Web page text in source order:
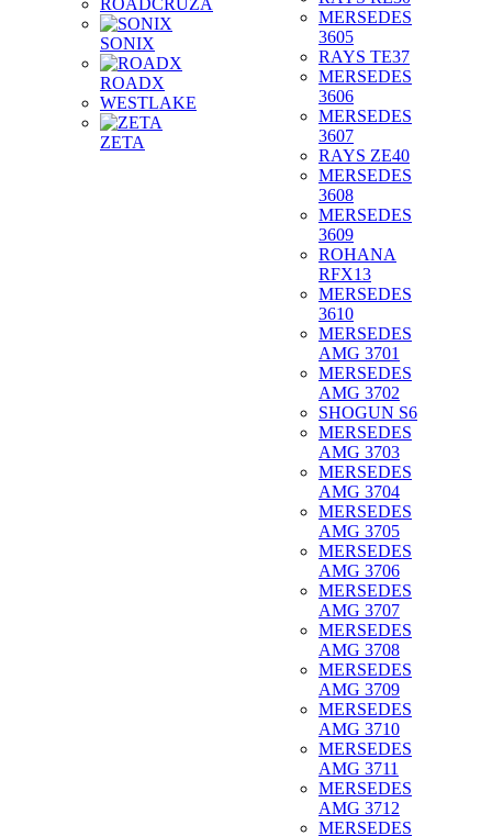
ROADCRUZA
SONIX
ROADX
WESTLAKE
ZETA
MERSEDES
3605
RAYS TE37
MERSEDES
3606
MERSEDES
3607
RAYS ZE40
MERSEDES
3608
MERSEDES
3609
ROHANA
RFX13
MERSEDES
3610
MERSEDES
AMG 3701
MERSEDES
AMG 3702
SHOGUN S6
MERSEDES
AMG 3703
MERSEDES
AMG 3704
MERSEDES
AMG 3705
MERSEDES
AMG 3706
MERSEDES
AMG 3707
MERSEDES
AMG 3708
MERSEDES
AMG 3709
MERSEDES
AMG 3710
MERSEDES
AMG 3711
MERSEDES
AMG 3712
MERSEDES